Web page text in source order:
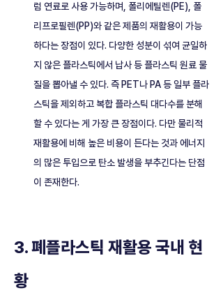
럼 연료로 사용 가능하며, 폴리에틸렌(PE), 폴
리프로필렌(PP)와 같은 제품의 재활용이 가능
하다는 장점이 있다. 다양한 성분이 섞여 균일하
지 않은 플라스틱에서 납사 등 플라스틱 원료 물
질을 뽑아낼 수 있다. 즉 PET나 PA 등 일부 플라
스틱을 제외하고 복합 플라스틱 대다수를 분해
할 수 있다는 게 가장 큰 장점이다. 다만 물리적
재활용에 비해 높은 비용이 든다는 것과 에너지
의 많은 투입으로 탄소 발생을 부추긴다는 단점
이 존재한다.
3. 폐플라스틱 재활용 국내 현
황